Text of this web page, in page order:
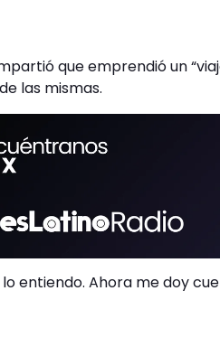
que emprendió un
las mismas.
lo entiendo. Ahora me doy